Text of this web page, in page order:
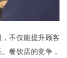
不仅能提升顾客
餐饮店的竞争，